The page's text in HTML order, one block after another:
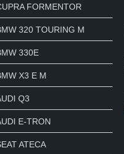
FORMENTOR
320 TOURING M
330E
X3 E M
Q3
E-TRON
ATECA